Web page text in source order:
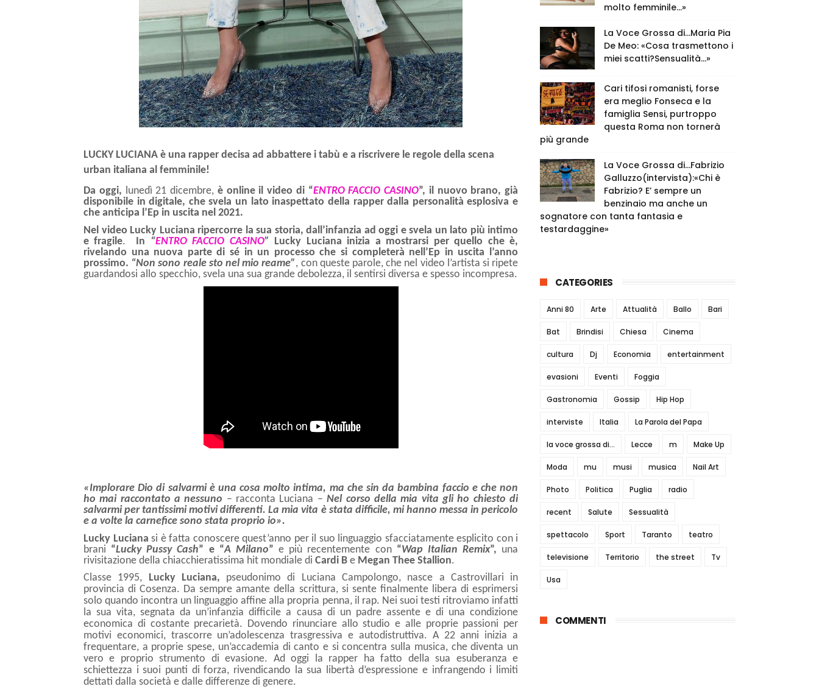
LUCKY LUCIANA è una rapper decisa ad abbattere i tabù e a riscrivere le regole della scena
urban italiana al femminile!
Da oggi, lunedì 21 dicembre, è online il video di “ENTRO FACCIO CASINO”, il nuovo brano, già
disponibile in digitale, che svela un lato inaspettato della rapper dalla personalità esplosiva e
che anticipa l’Ep in uscita nel 2021.
Nel video Lucky Luciana ripercorre la sua storia, dall’infanzia ad oggi e svela un lato più intimo
e fragile. In “ENTRO FACCIO CASINO”
Lucky Luciana inizia a mostrarsi per quello che è,
rivelando una nuova parte di sé in un processo che si completerà nell’Ep in uscita l’anno
prossimo. “Non sono reale sto nel mio reame”, con queste parole, che nel video l’artista si ripete
guardandosi allo specchio, svela una sua grande debolezza, il sentirsi diversa e spesso incompresa.
«Implorare Dio di salvarmi è una cosa molto intima, ma che sin da bambina faccio e che non
ho mai raccontato a nessuno – racconta Luciana –Nel corso della mia vita gli ho chiesto di
salvarmi per tantissimi motivi differenti. La mia vita è stata difficile, mi hanno messa in pericolo
e a volte la carnefice sono stata proprio io».
Lucky Lucianasi è fatta conoscere quest’anno per il suo linguaggio sfacciatamente esplicito con i
brani “Lucky Pussy Cash” e “A Milano”e più recentemente con“Wap Italian Remix”, una
rivisitazione della chiacchieratissima hit mondiale di Cardi B e Megan Thee Stallion.
Classe 1995, Lucky Luciana, pseudonimo di Luciana Campolongo, nasce a Castrovillari in
provincia di Cosenza. Da sempre amante della scrittura, si sente finalmente libera di esprimersi
solo quando incontra un linguaggio affine alla propria penna, il rap. Nei suoi testi ritroviamo infatti
la sua vita, segnata da un’infanzia difficile a causa di un padre assente e di una condizione
economica di costante precarietà. Dovendo rinunciare allo studio e alle proprie passioni per
motivi economici, trascorre un’adolescenza trasgressiva e autodistruttiva. A 22 anni inizia a
frequentare, a proprie spese, un’accademia di canto e si concentra sulla musica, che diventa un
vero e proprio strumento di evasione. Ad oggi la rapper ha fatto della sua esuberanza e
schiettezza i suoi punti di forza, rivendicando la sua libertà d’espressione e infrangendo i limiti
dettati dalla società e dalle differenze di genere.
molto femminile…»
La Voce Grossa di…Maria Pia
De Meo: «Cosa trasmettono i
miei scatti?Sensualità…»
Cari tifosi romanisti, forse
era meglio Fonseca e la
famiglia Sensi, purtroppo
questa Roma non tornerà
più grande
La Voce Grossa di…Fabrizio
Galluzzo(intervista):«Chi è
Fabrizio? E’ sempre un
benzinaio ma anche un
sognatore con tanta fantasia e
testardaggine»
CATEGORIES
Anni 80 Arte Attualità Ballo Bari
Bat Brindisi Chiesa Cinema
cultura Dj Economia entertainment
evasioni Eventi Foggia
Gastronomia Gossip Hip Hop
interviste Italia La Parola del Papa
la voce grossa di... Lecce m Make Up
Moda mu musi musica Nail Art
Photo Politica Puglia radio
recent Salute Sessualità
spettacolo Sport Taranto teatro
televisione Territorio the street Tv
Usa
COMMENTI